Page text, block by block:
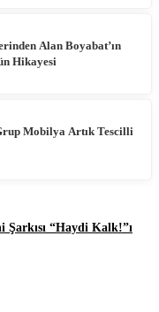
Alan Boyabat’ın
Hikayesi
Mobilya Artık Tescilli
Şarkısı “Haydi Kalk!”ı